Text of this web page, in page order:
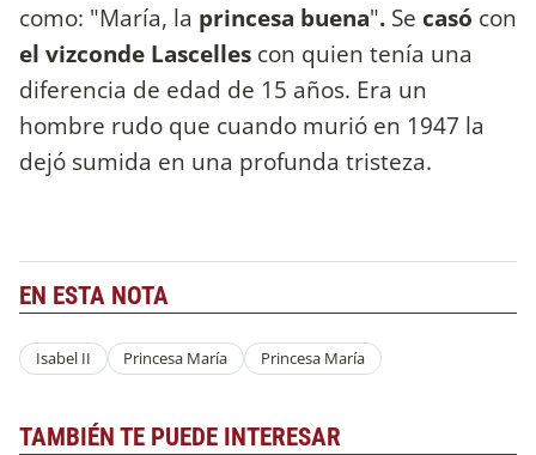
como: "María, la princesa buena". Se casó con
el vizconde Lascelles con quien tenía una
diferencia de edad de 15 años. Era un
hombre rudo que cuando murió en 1947 la
dejó sumida en una profunda tristeza.
EN ESTA NOTA
Isabel II Princesa María Princesa María
TAMBIÉN TE PUEDE INTERESAR